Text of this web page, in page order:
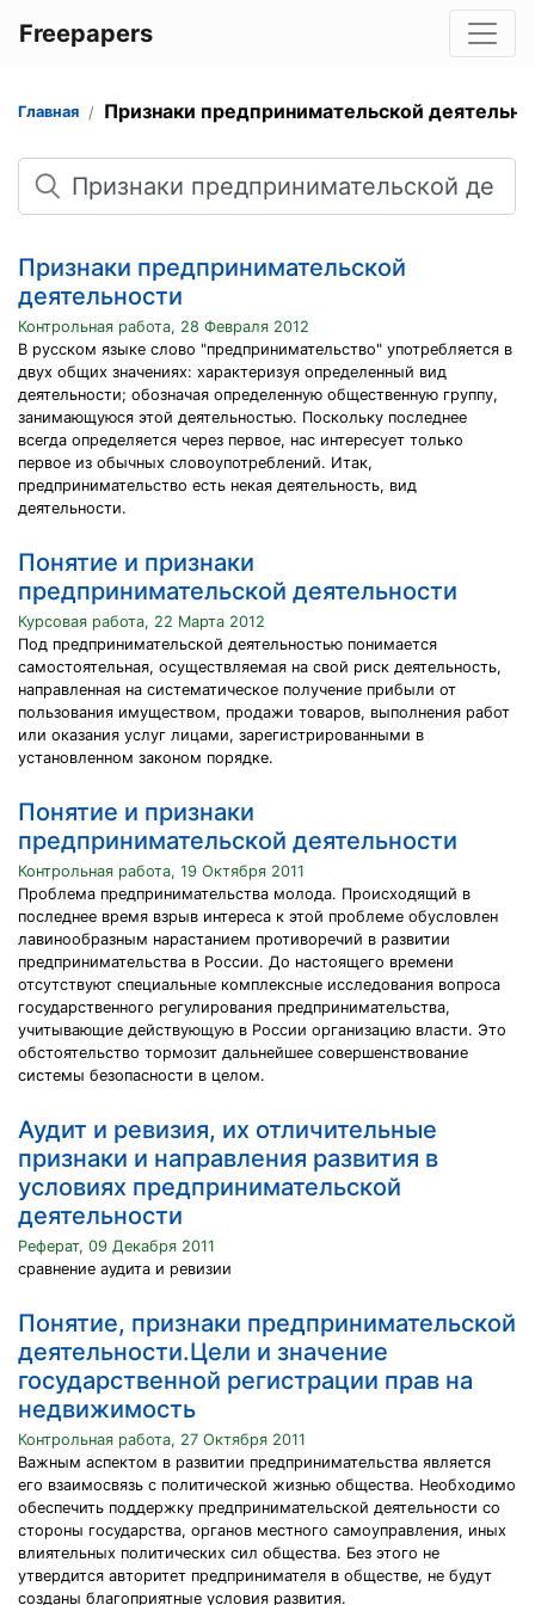
Freepapers
Главная Признаки предпринимательской
Поиск
Признаки предпринимательской
деятельности
Контрольная работа, 28 Февраля 2012
В русском языке слово "предпринимательство" употребляется в
двух общих значениях: характеризуя определенный вид
деятельности; обозначая определенную общественную группу,
занимающуюся этой деятельностью. Поскольку последнее
всегда определяется через первое, нас интересует только
первое из обычных словоупотреблений. Итак,
предпринимательство есть некая деятельность, вид
деятельности.
Понятие и признаки
предпринимательской деятельности
Курсовая работа, 22 Марта 2012
Под предпринимательской деятельностью понимается
самостоятельная, осуществляемая на свой риск деятельность,
направленная на систематическое получение прибыли от
пользования имуществом, продажи товаров, выполнения работ
или оказания услуг лицами, зарегистрированными в
установленном законом порядке.
Понятие и признаки
предпринимательской деятельности
Контрольная работа, 19 Октября 2011
Проблема предпринимательства молода. Происходящий в
последнее время взрыв интереса к этой проблеме обусловлен
лавинообразным нарастанием противоречий в развитии
предпринимательства в России. До настоящего времени
отсутствуют специальные комплексные исследования вопроса
государственного регулирования предпринимательства,
учитывающие действующую в России организацию власти. Это
обстоятельство тормозит дальнейшее совершенствование
системы безопасности в целом.
Аудит и ревизия, их отличительные
признаки и направления развития в
условиях предпринимательской
деятельности
Реферат, 09 Декабря 2011
сравнение аудита и ревизии
Понятие, признаки предпринимательской
деятельности.Цели и значение
государственной регистрации прав на
недвижимость
Контрольная работа, 27 Октября 2011
Важным аспектом в развитии предпринимательства является
его взаимосвязь с политической жизнью общества. Необходимо
обеспечить поддержку предпринимательской деятельности со
стороны государства, органов местного самоуправления, иных
влиятельных политических сил общества. Без этого не
утвердится авторитет предпринимателя в обществе, не будут
созданы благоприятные условия развития.